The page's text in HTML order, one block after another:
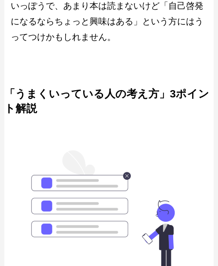
いっぽうで、あまり本は読まないけど「自己啓発
になるならちょっと興味はある」という方にはう
ってつけかもしれません。
「うまくいっている人の考え方」3ポイン
ト解説